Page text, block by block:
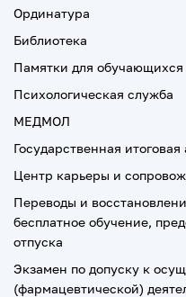
Ординатура
Библиотека
Памятки для обучающихся
Психологическая служба
МЕДМОЛ
Государственная итоговая
Центр карьеры и
Переводы и
бесплатное обучение,
отпуска
Экзамен по допуску к
(фармацевтической)